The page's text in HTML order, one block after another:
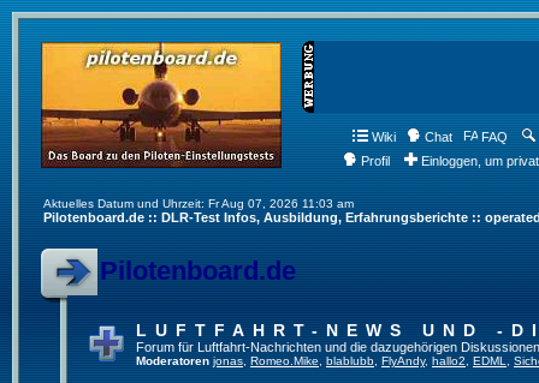
Wiki Chat FAQ
Profil
Einloggen, um
Aktuelles Datum und Uhrzeit: Fr Aug 07, 2026 11:03 am
Pilotenboard.de :: DLR-Test Infos, Ausbildung, Erfahrungsberichte ::
Pilotenboard.de
LUFTFAHRT-NEWS UND -
Forum für Luftfahrt-Nachrichten und die dazugehörigen
Moderatoren jonas Romeo.Mike blablubb FlyAndy, hallo2 EDML